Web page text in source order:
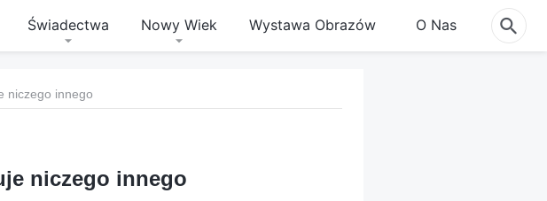
Świadectwa Nowy Wiek Wystawa Obrazów O Nas
niczego innego
niczego innego